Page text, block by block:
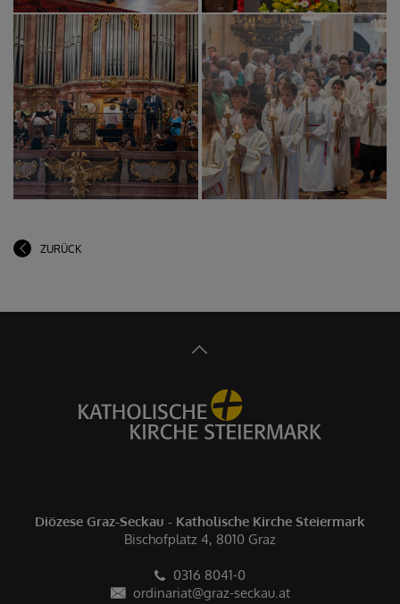
ZURÜCK
Diözese Graz-Seckau - Katholische Kirche Steiermark
Bischofplatz 4, 8010 Graz
0316 8041-0
ordinariat@graz-seckau.at